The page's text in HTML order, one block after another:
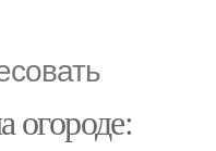
огороде: